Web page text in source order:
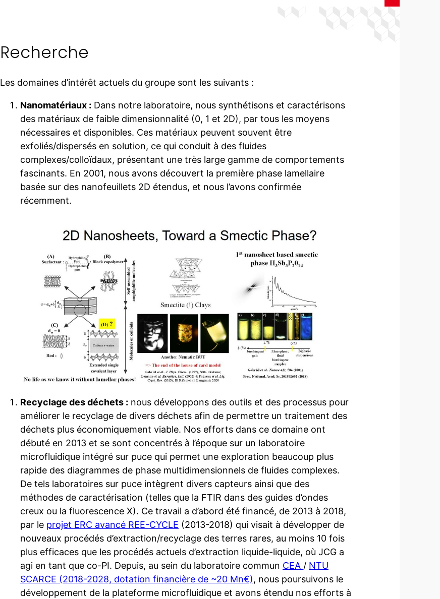
Recherche
Les domaines d’intérêt actuels du groupe sont les suivants :
Nanomatériaux : Dans notre laboratoire, nous synthétisons et caractérisons
des matériaux de faible dimensionnalité (0, 1 et 2D), par tous les moyens
nécessaires et disponibles. Ces matériaux peuvent souvent être
exfoliés/dispersés en solution, ce qui conduit à des fluides
complexes/colloïdaux, présentant une très large gamme de comportements
fascinants. En 2001, nous avons découvert la première phase lamellaire
basée sur des nanofeuillets 2D étendus, et nous l’avons confirmée
récemment.
Recyclage des déchets : nous développons des outils et des processus pour
améliorer le recyclage de divers déchets afin de permettre un traitement des
déchets plus économiquement viable. Nos efforts dans ce domaine ont
débuté en 2013 et se sont concentrés à l’époque sur un laboratoire
microfluidique intégré sur puce qui permet une exploration beaucoup plus
rapide des diagrammes de phase multidimensionnels de fluides complexes.
De tels laboratoires sur puce intègrent divers capteurs ainsi que des
méthodes de caractérisation (telles que la FTIR dans des guides d’ondes
creux ou la fluorescence X). Ce travail a d’abord été financé, de 2013 à 2018,
par le projet ERC avancé REE-CYCLE (2013-2018) qui visait à développer de
nouveaux procédés d’extraction/recyclage des terres rares, au moins 10 fois
plus efficaces que les procédés actuels d’extraction liquide-liquide, où JCG a
agi en tant que co-PI. Depuis, au sein du laboratoire commun CEA / NTU
SCARCE (2018-2028, dotation financière de ~20 Mn€), nous poursuivons le
développement de la plateforme microfluidique et avons étendu nos efforts à